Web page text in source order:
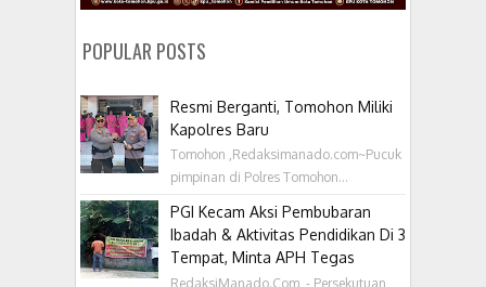
POPULAR POSTS
Resmi Berganti, Tomohon Miliki
Kapolres Baru
Tomohon ,Redaksimanado.com~Pucuk
pimpinan di Polres Tomohon...
PGI Kecam Aksi Pembubaran
Ibadah & Aktivitas Pendidikan Di 3
Tempat, Minta APH Tegas
RedaksiManado.Com - Persekutuan